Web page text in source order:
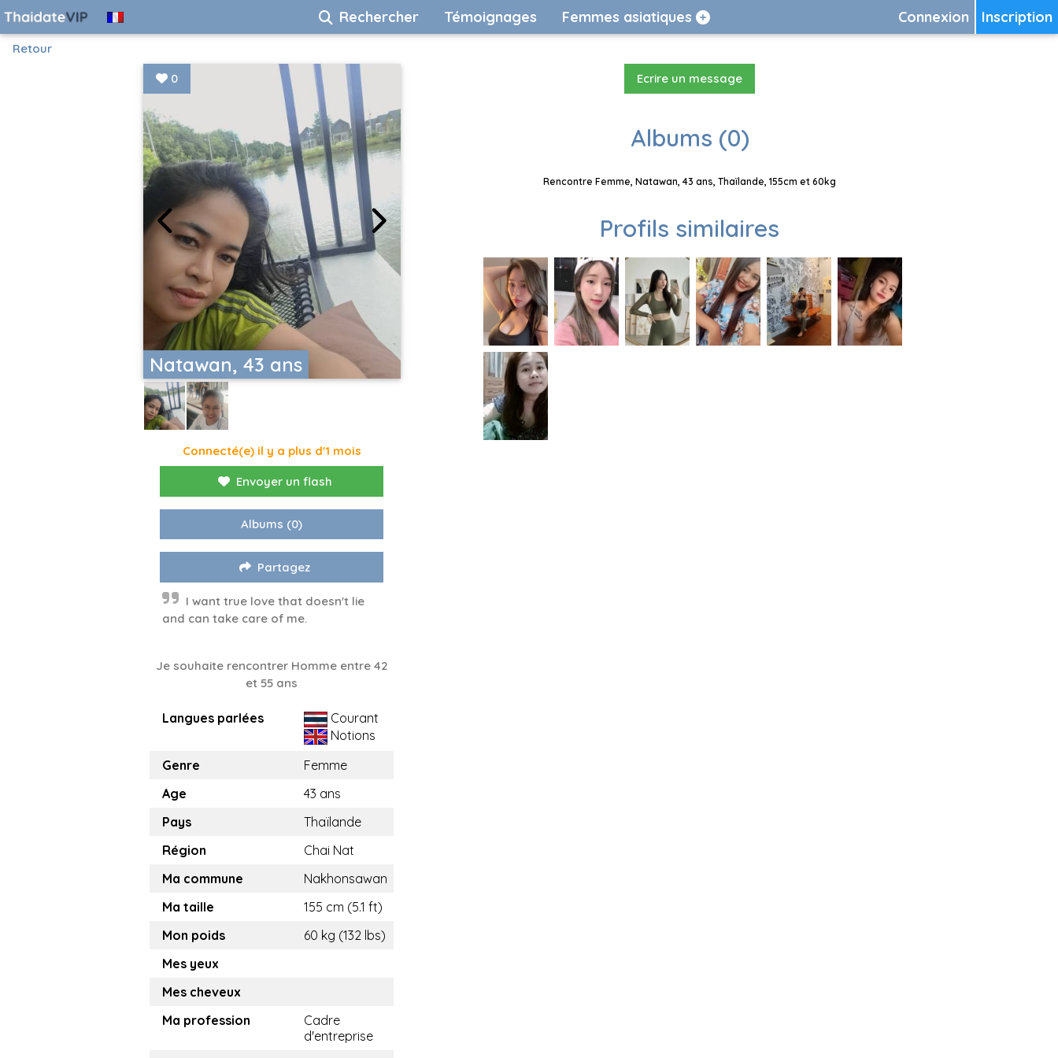
Inscription
Connexion
Rechercher Témoignages Femmes asiatiques
Retour
Natawan, 43 ans
0
Connecté(e) il y a plus d'1 mois
Envoyer un flash
Albums (0)
Partagez
I want true love that doesn't lie
and can take care of me.
Je souhaite rencontrer Homme entre 42
et 55 ans
Langues parlées
Courant
Notions
Genre
Femme
Age
43 ans
Pays
Thaïlande
Région
Chai Nat
Ma commune
Nakhonsawan
Ma taille
155 cm (5.1 ft)
Mon poids
60 kg (132 lbs)
Mes yeux
Mes cheveux
Ma profession
Cadre
d'entreprise
Ecrire un message
Albums (0)
Rencontre Femme, Natawan, 43 ans, Thaïlande, 155cm et 60kg
Profils similaires